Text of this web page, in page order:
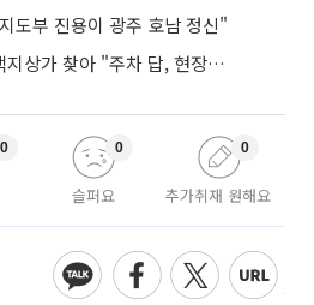
도부 진용이 광주 호남 정신"
최원용 평택시장, 고덕택지상가 찾아 "주차 답, 현장에 있다"
0
슬퍼요
0
추가취재 원해요
0